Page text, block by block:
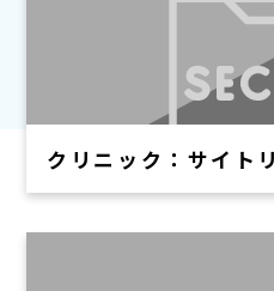
クリニック：サイト